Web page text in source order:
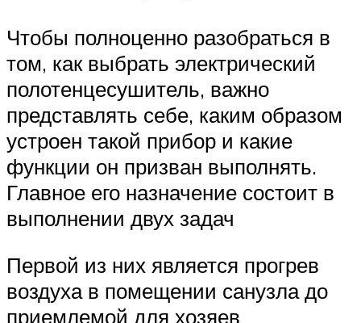
Чтобы полноценно разобраться в
том, как выбрать электрический
полотенцесушитель, важно
представлять себе, каким образом
устроен такой прибор и какие
функции он призван выполнять.
Главное его назначение состоит в
выполнении двух задач
Первой из них является прогрев
воздуха в помещении санузла до
приемлемой для хозяев